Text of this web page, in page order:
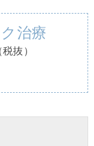
治療
税抜）